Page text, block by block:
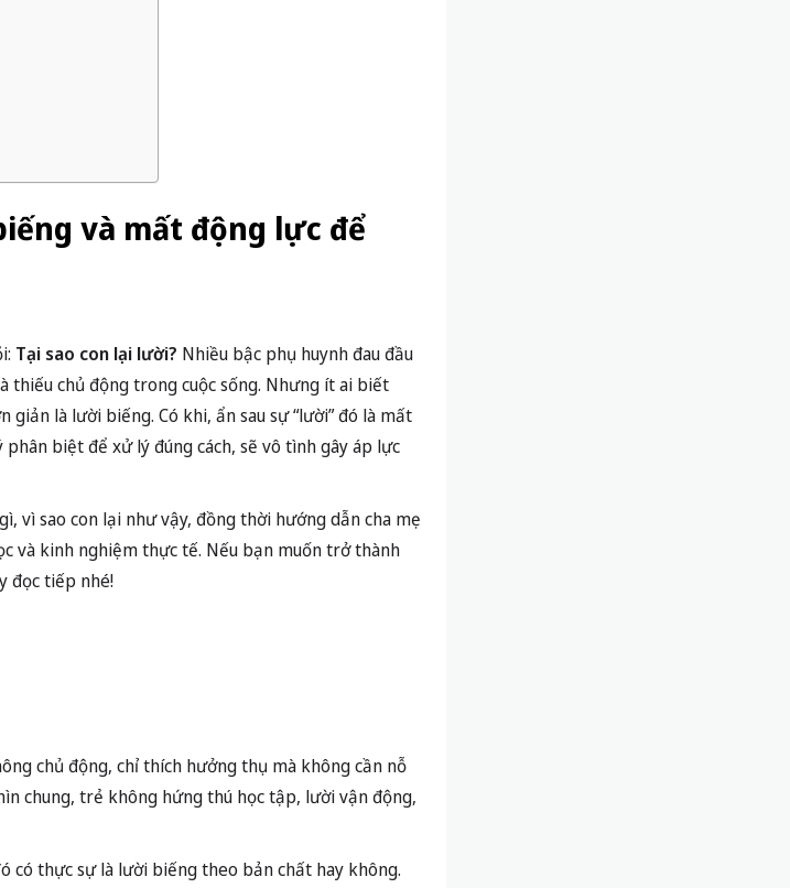
và mất động lực để
Tại sao con lại lười? Nhiều bậc phụ huynh đau đầu
thiếu chủ động trong cuộc sống. Nhưng ít ai biết
giản là lười biếng. Có khi, ẩn sau sự “lười” đó là mất
biệt để xử lý đúng cách, sẽ vô tình gây áp lực
vì sao con lại như vậy, đồng thời hướng dẫn cha mẹ
và kinh nghiệm thực tế. Nếu bạn muốn trở thành
đọc tiếp nhé!
chủ động, chỉ thích hưởng thụ mà không cần nỗ
chung, trẻ không hứng thú học tập, lười vận động,
có thực sự là lười biếng theo bản chất hay không.